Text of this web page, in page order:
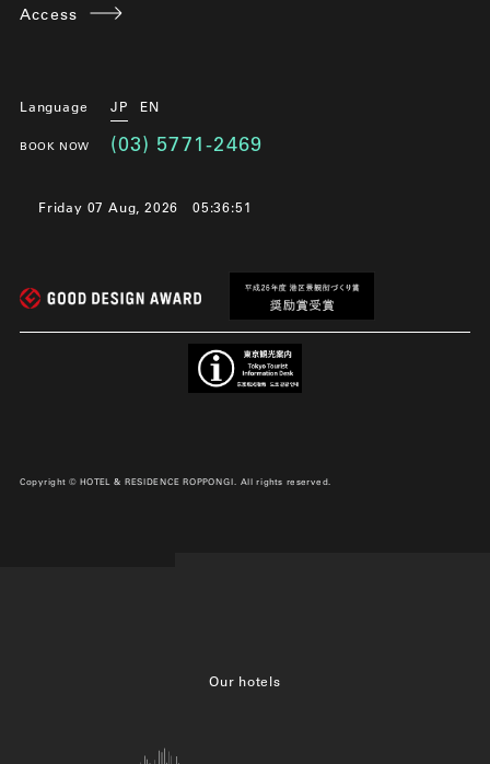
Access
Language JP EN
BOOK NOW (03) 5771-2469
Friday 07 Aug, 2026 05:36:53
Copyright © HOTEL & RESIDENCE ROPPONGI. All rights reserved.
Our hotels